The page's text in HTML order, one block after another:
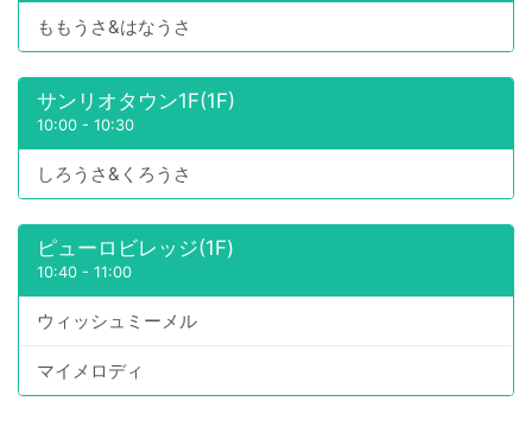
ももうさ&はなうさ
サンリオタウン1F(1F)
10:00 - 10:30
しろうさ&くろうさ
ピューロビレッジ(1F)
10:40 - 11:00
ウィッシュミーメル
マイメロディ